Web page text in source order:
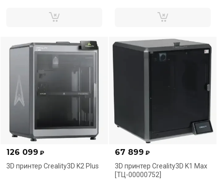
126 099 ₽
3D принтер Creality3D K2 Plus
67 899 ₽
3D принтер Creality3D K1 Max
[ТЦ-00000752]